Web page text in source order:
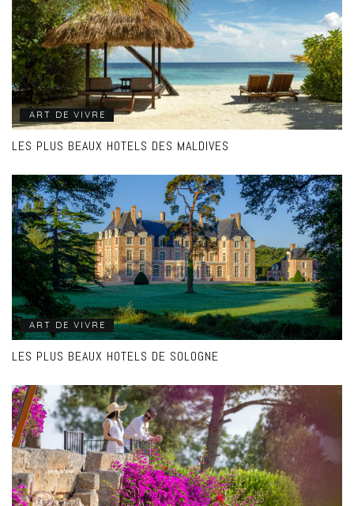
ART DE VIVRE
LES PLUS BEAUX HOTELS DES MALDIVES
ART DE VIVRE
LES PLUS BEAUX HOTELS DE SOLOGNE